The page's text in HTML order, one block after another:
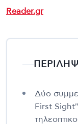
Reader.gr
Δύο
First Sight"